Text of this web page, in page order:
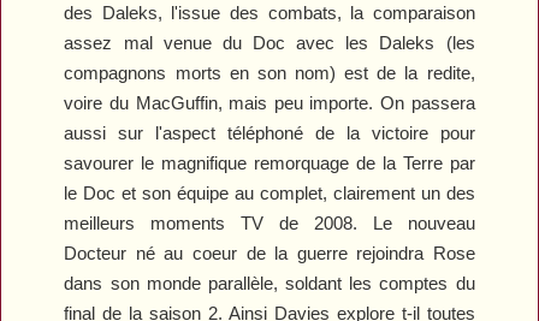
des Daleks, l'issue des combats, la comparaison
assez mal venue du Doc avec les Daleks (les
compagnons morts en son nom) est de la redite,
voire du MacGuffin, mais peu importe. On passera
aussi sur l'aspect téléphoné de la victoire pour
savourer le magnifique remorquage de la Terre par
le Doc et son équipe au complet, clairement un des
meilleurs moments TV de 2008. Le nouveau
Docteur né au coeur de la guerre rejoindra Rose
dans son monde parallèle, soldant les comptes du
final de la saison 2. Ainsi Davies explore t-il toutes